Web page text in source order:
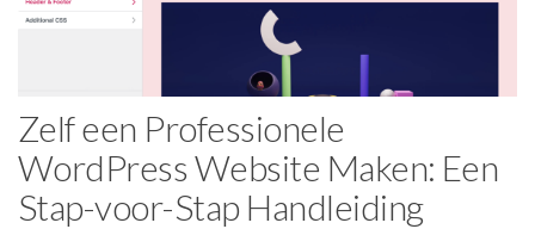
Zelf een Professionele
WordPress Website Maken: Een
Stap-voor-Stap Handleiding